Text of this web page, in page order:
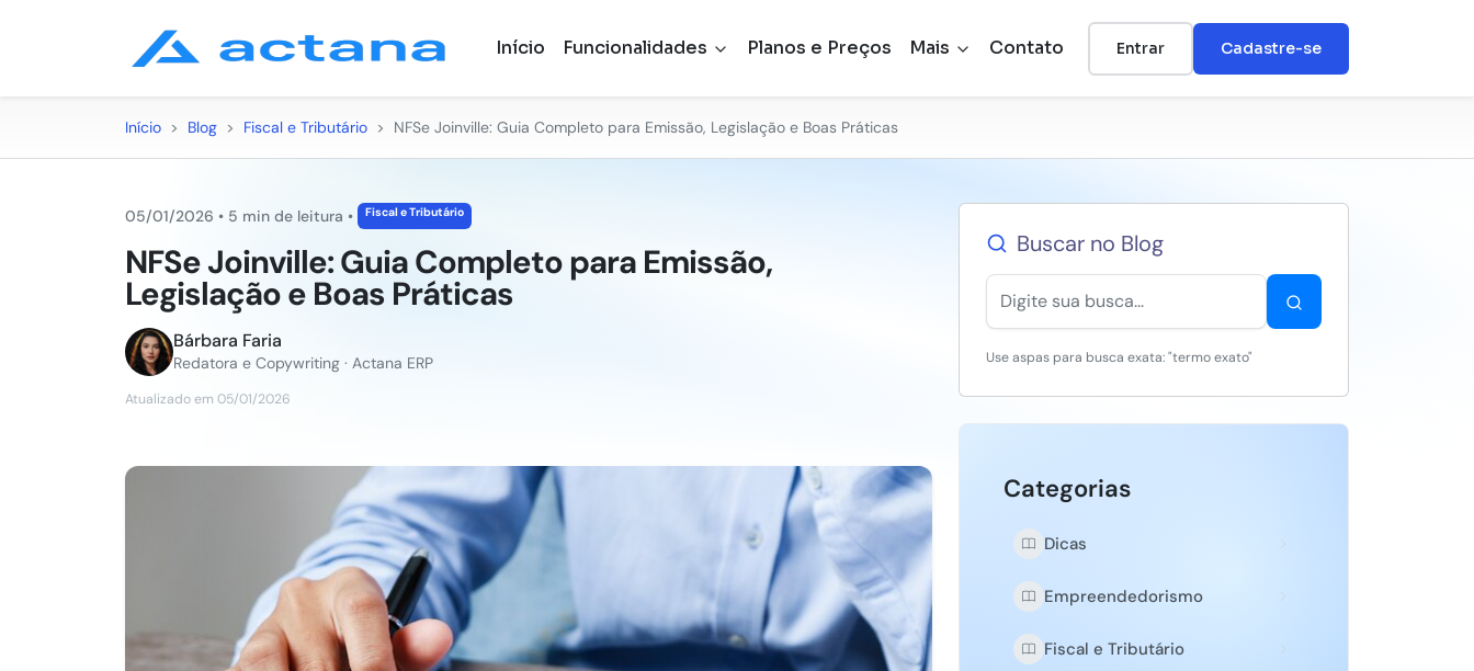
Início Funcionalidades Planos e Preços Mais Contato Entrar Cadastre-se
Início > Blog > Fiscal e Tributário > NFSe Joinville: Guia Completo para Emissão, Legislação e Boas Práticas
05/01/2026 • 5 min de leitura • Fiscal e Tributário
NFSe Joinville: Guia Completo para Emissão,
Legislação e Boas Práticas
Bárbara Faria
Redatora e Copywriting · Actana ERP
Atualizado em 05/01/2026
Buscar no Blog
Use aspas para busca exata: "termo exato"
Categorias
Dicas
Empreendedorismo
Fiscal e Tributário